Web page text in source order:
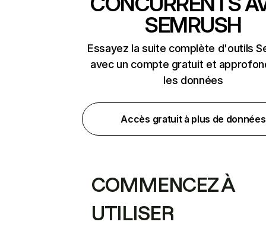
SEMRUSH
Essayez la suite complète d'outils
avec un compte gratuit et
les données
Accès gratuit à plus de données
COMMENCEZ À
UTILISER